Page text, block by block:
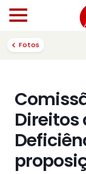
Fotos
Direitos